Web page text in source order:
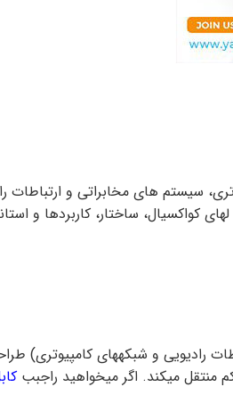
سیستم های مخابراتی و ارتباطات
رادیویی و شبکههای کامپیوتری)